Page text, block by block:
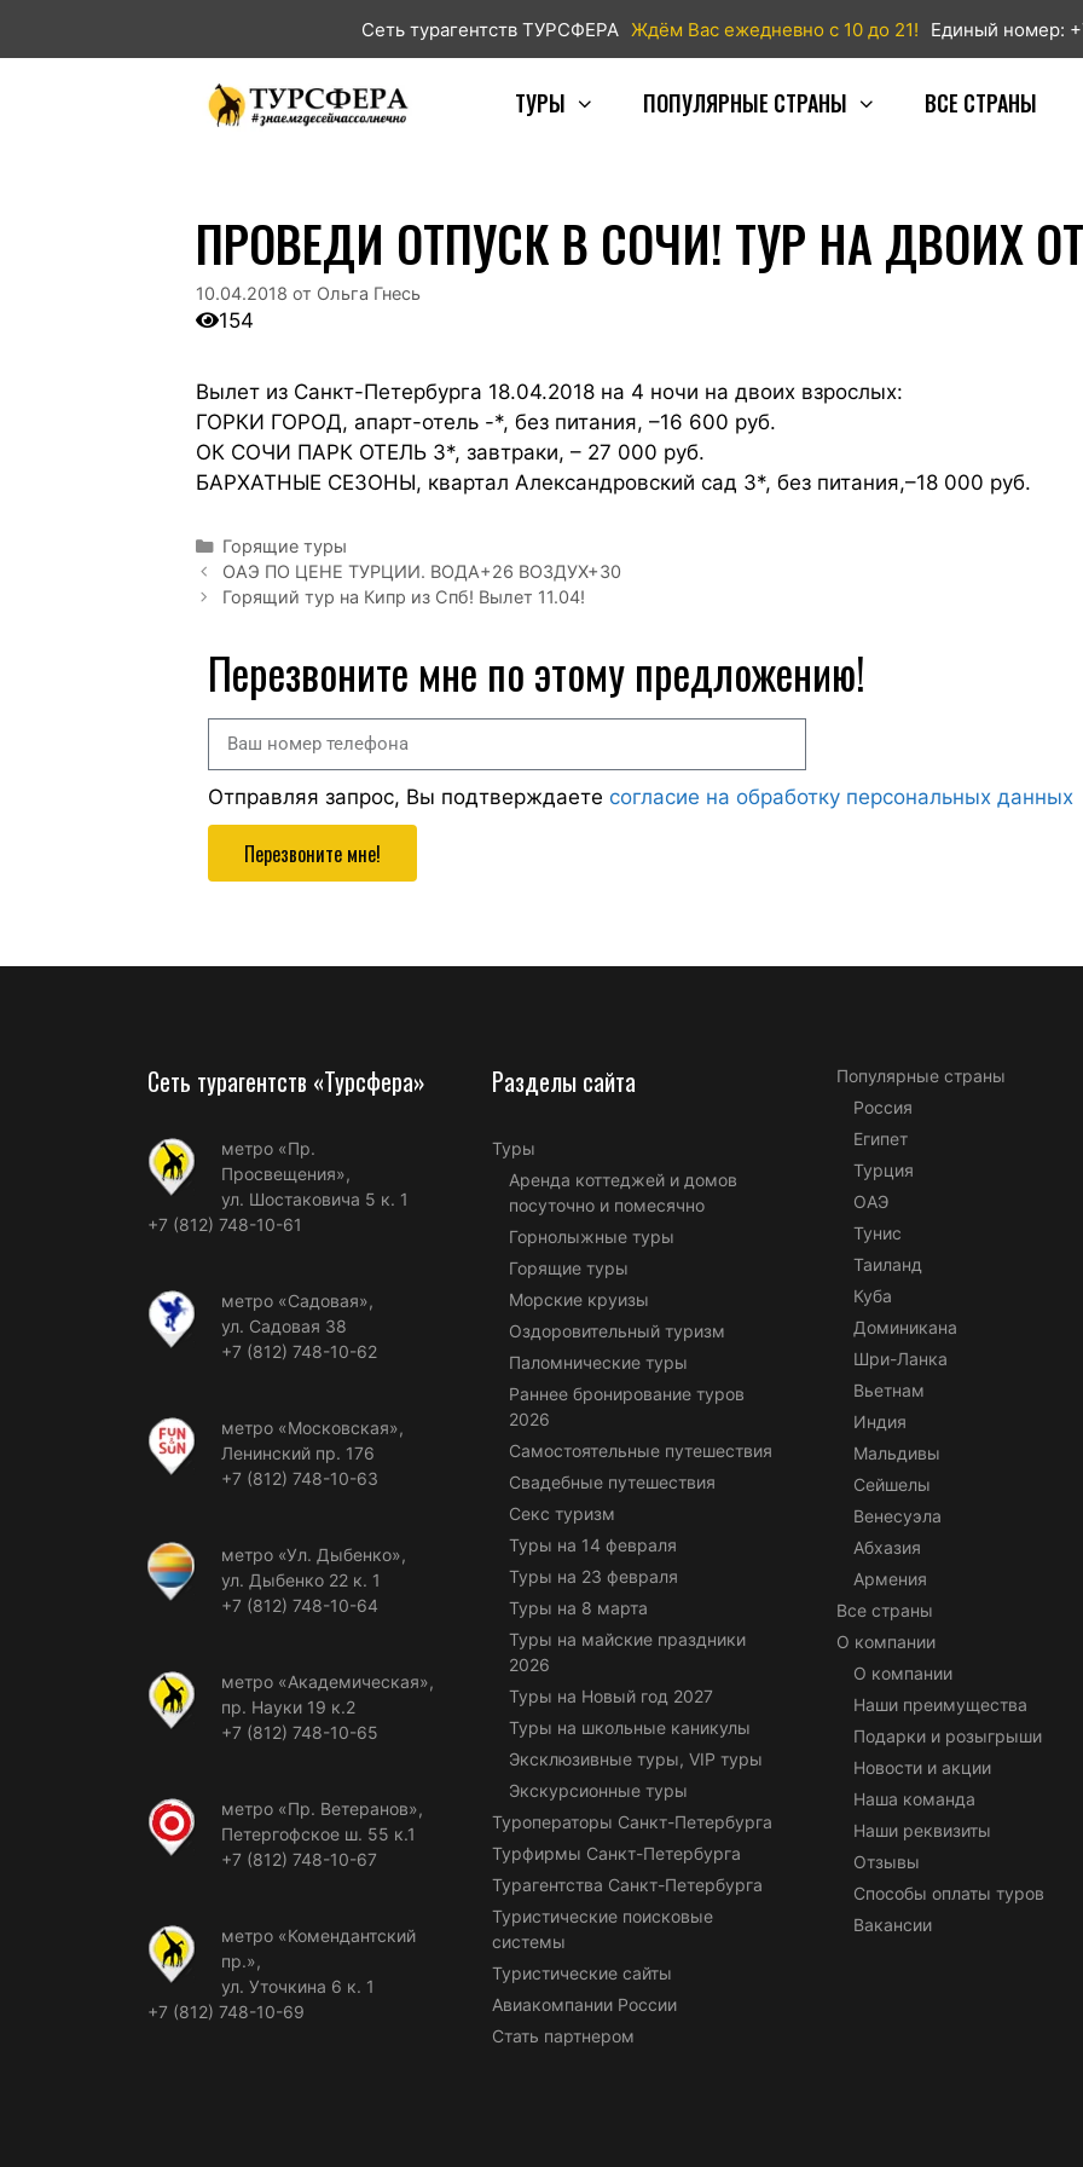
Сеть турагентств ТУРСФЕРА Ждём Вас ежедневно с 10 до 21! Единый номер:
ТУРЫ ПОПУЛЯРНЫЕ СТРАНЫ ВСЕ СТРАНЫ
ПРОВЕДИ ОТПУСК В СОЧИ! ТУР НА ДВОИХ
10.04.2018 от Ольга Гнесь
154
Вылет из Санкт-Петербурга 18.04.2018 на 4 ночи на двоих взрослых:
ГОРКИ ГОРОД, апарт-отель -*, без питания, –16 600 руб.
ОК СОЧИ ПАРК ОТЕЛЬ 3*, завтраки, – 27 000 руб.
БАРХАТНЫЕ СЕЗОНЫ, квартал Александровский сад 3*, без питания,–18 000 руб.
Горящие туры
ОАЭ ПО ЦЕНЕ ТУРЦИИ. ВОДА+26 ВОЗДУХ+30
Горящий тур на Кипр из Спб! Вылет 11.04!
Перезвоните мне по этому предложению!
Отправляя запрос, Вы подтверждаете согласие на обработку персональных данных
Перезвоните мне!
Сеть турагентств «Турсфера»
метро «Пр.
Просвещения»,
ул. Шостаковича 5 к. 1
+7 (812) 748-10-61
метро «Садовая»,
ул. Садовая 38
+7 (812) 748-10-62
метро «Московская»,
Ленинский пр. 176
+7 (812) 748-10-63
метро «Ул. Дыбенко»,
ул. Дыбенко 22 к. 1
+7 (812) 748-10-64
метро «Академическая»,
пр. Науки 19 к.2
+7 (812) 748-10-65
метро «Пр. Ветеранов»,
Петергофское ш. 55 к.1
+7 (812) 748-10-67
метро «Комендантский
пр.»,
ул. Уточкина 6 к. 1
+7 (812) 748-10-69
Разделы сайта
Туры
Аренда коттеджей и домов
посуточно и помесячно
Горнолыжные туры
Горящие туры
Морские круизы
Оздоровительный туризм
Паломнические туры
Раннее бронирование туров
2026
Самостоятельные путешествия
Свадебные путешествия
Секс туризм
Туры на 14 февраля
Туры на 23 февраля
Туры на 8 марта
Туры на майские праздники
2026
Туры на Новый год 2027
Туры на школьные каникулы
Эксклюзивные туры, VIP туры
Экскурсионные туры
Туроператоры Санкт-Петербурга
Турфирмы Санкт-Петербурга
Турагентства Санкт-Петербурга
Туристические поисковые
системы
Туристические сайты
Авиакомпании России
Стать партнером
Популярные страны
Россия
Египет
Турция
ОАЭ
Тунис
Таиланд
Куба
Доминикана
Шри-Ланка
Вьетнам
Индия
Мальдивы
Сейшелы
Венесуэла
Абхазия
Армения
Все страны
О компании
О компании
Наши преимущества
Подарки и розыгрыши
Новости и акции
Наша команда
Наши реквизиты
Отзывы
Способы оплаты туров
Вакансии